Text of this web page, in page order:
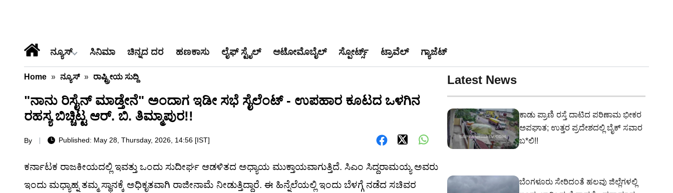
ನ್ಯೂಸ್ ಸಿನಿಮಾ ಚಿನ್ನದ ದರ ಹಣಕಾಸು ಲೈಫ್ ಸ್ಟೈಲ್ ಆಟೋಮೊಬೈಲ್ ಸ್ಪೋರ್ಟ್ಸ್ ಟ್ರಾವೆಲ್ ಗ್ಯಾಜೆಟ್
Home » ನ್ಯೂಸ್ » ರಾಷ್ಟ್ರೀಯ ಸುದ್ದಿ
"ನಾನು ರಿಸೈನ್ ಮಾಡ್ತೇನೆ" ಅಂದಾಗ ಇಡೀ ಸಭೆ ಸೈಲೆಂಟ್ - ಉಪಹಾರ ಕೂಟದ ಒಳಗಿನ
ರಹಸ್ಯ ಬಿಚ್ಚಿಟ್ಟ ಆರ್. ಬಿ. ತಿಮ್ಮಾಪುರ!!
By Published: May 28, Thursday, 2026, 14:56 [IST]
ಕರ್ನಾಟಕ ರಾಜಕೀಯದಲ್ಲಿ ಇವತ್ತು ಒಂದು ಸುದೀರ್ಘ ಆಡಳಿತದ ಅಧ್ಯಾಯ ಮುಕ್ತಾಯವಾಗುತ್ತಿದೆ. ಸಿಎಂ ಸಿದ್ದರಾಮಯ್ಯ ಅವರು
ಇಂದು ಮಧ್ಯಾಹ್ನ ತಮ್ಮ ಸ್ಥಾನಕ್ಕೆ ಅಧಿಕೃತವಾಗಿ ರಾಜೀನಾಮೆ ನೀಡುತ್ತಿದ್ದಾರೆ. ಈ ಹಿನ್ನೆಲೆಯಲ್ಲಿ ಇಂದು ಬೆಳಗ್ಗೆ ನಡೆದ ಸಚಿವರ
Latest News
ಕಾಡು ಪ್ರಾಣಿ ರಸ್ತೆ ದಾಟಿದ ಪರಿಣಾಮ ಭೀಕರ
ಅಪಘಾತ; ಉತ್ತರ ಪ್ರದೇಶದಲ್ಲಿ ಬೈಕ್ ಸವಾರ
ಬ*ಲಿ!!
ಬೆಂಗಳೂರು ಸೇರಿದಂತೆ ಹಲವು ಜಿಲ್ಲೆಗಳಲ್ಲಿ